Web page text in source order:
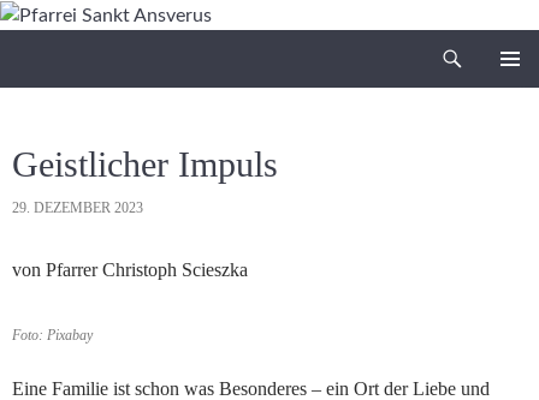
Zum
Geistlicher Impuls
29. DEZEMBER 2023
von Pfarrer Christoph Scieszka
Foto: Pixabay
Eine Familie ist schon was Besonderes – ein Ort der Liebe und